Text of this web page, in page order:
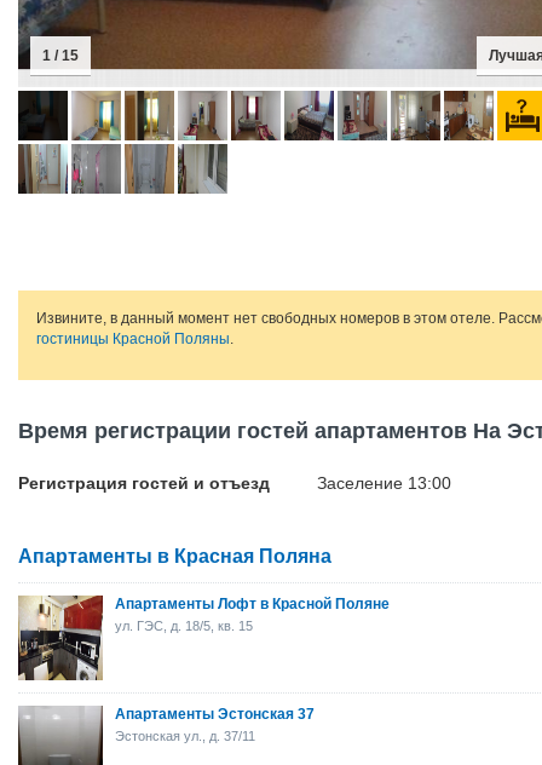
1 / 15
Извините, в данный момент нет свободных номеров в этом отеле.
гостиницы Красной Поляны.
Время регистрации гостей апартаментов На
Регистрация гостей и отъезд Заселение 13:00
Апартаменты в Красная Поляна
Апартаменты Лофт в Красной Поляне
ул. ГЭС, д. 18/5, кв. 15
Апартаменты Эстонская 37
Эстонская ул., д. 37/11